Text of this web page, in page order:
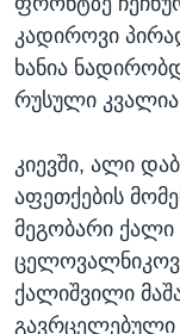
კადიროვი
ხანია
რუსული
კიევში, ალი
აფეთქების
მეგობარი
ქალიშვილი
გავრცელებული